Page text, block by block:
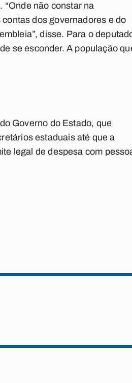
não constar na
dos governadores e do
disse. Para o
se esconder. A população
Governo do Estado, que
estaduais até que a
legal de despesa com